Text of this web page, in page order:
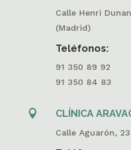
Calle Henri
(Madrid)
Teléfonos:
91 350 89 92
91 350 84 83
 CLÍNICA
Calle Aguarón,